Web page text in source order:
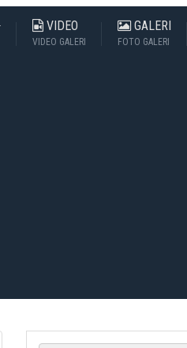
VIDEO
VIDEO GALERI
GALERI
FOTO GALERI